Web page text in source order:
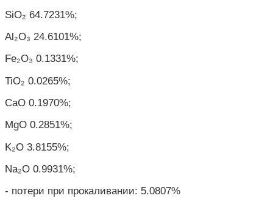
SiO₂ 64.7231%;
Al₂O₃ 24.6101%;
Fe₂O₃ 0.1331%;
TiO₂ 0.0265%;
CaO 0.1970%;
MgO 0.2851%;
K₂O 3.8155%;
Na₂O 0.9931%;
- потери при прокаливании: 5.0807%